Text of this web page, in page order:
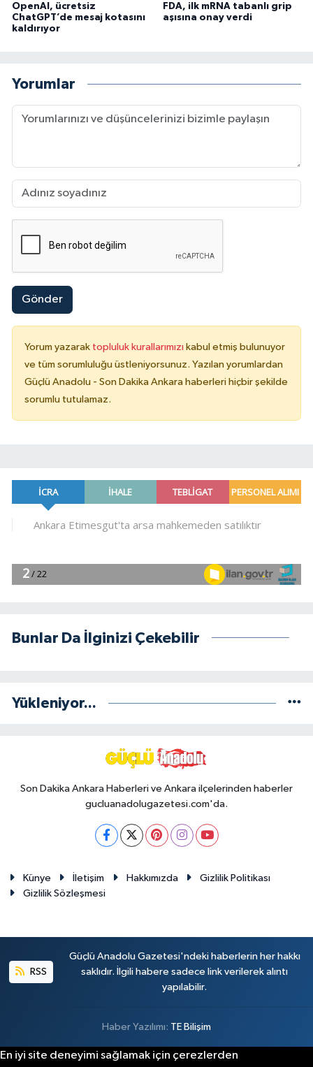
OpenAI, ücretsiz
ChatGPT’de mesaj kotasını
kaldırıyor
FDA, ilk mRNA tabanlı grip
aşısına onay verdi
Yorumlar
Gönder
Yorum yazarak topluluk kurallarımızı kabul etmiş bulunuyor
ve tüm sorumluluğu üstleniyorsunuz. Yazılan yorumlardan
Güçlü Anadolu - Son Dakika Ankara haberleri hiçbir şekilde
sorumlu tutulamaz.
Bunlar Da İlginizi Çekebilir
Yükleniyor...
Son Dakika Ankara Haberleri ve Ankara ilçelerinden haberler
gucluanadolugazetesi.com'da.
Künye İletişim Hakkımızda
Gizlilik Politikası
Gizlilik Sözleşmesi
RSS
Güçlü Anadolu Gazetesi'ndeki haberlerin her hakkı
saklıdır. İlgili habere sadece link verilerek alıntı
yapılabilir.
Haber Yazılımı: TE Bilişim
En iyi site deneyimi sağlamak için çerezlerden